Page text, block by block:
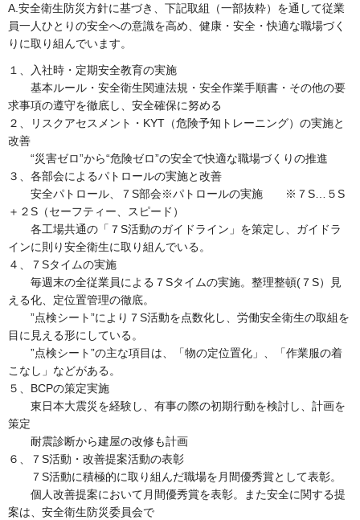
A.安全衛生防災方針に基づき、下記取組（一部抜粋）を通して従業
員一人ひとりの安全への意識を高め、健康・安全・快適な職場づく
りに取り組んでいます。
１、入社時・定期安全教育の実施
基本ルール・安全衛生関連法規・安全作業手順書・その他の要
求事項の遵守を徹底し、安全確保に努める
２、リスクアセスメント・KYT（危険予知トレーニング）の実施と
改善
“災害ゼロ”から“危険ゼロ”の安全で快適な職場づくりの推進
３、各部会によるパトロールの実施と改善
安全パトロール、７S部会※パトロールの実施 ※７S…５S
＋２S（セーフティー、スピード）
各工場共通の「７S活動のガイドライン」を策定し、ガイドラ
インに則り安全衛生に取り組んでいる。
４、７Sタイムの実施
毎週末の全従業員による７Sタイムの実施。整理整頓(７S）見
える化、定位置管理の徹底。
”点検シート”により７S活動を点数化し、労働安全衛生の取組を
目に見える形にしている。
”点検シート”の主な項目は、「物の定位置化」、「作業服の着
こなし」などがある。
５、BCPの策定実施
東日本大震災を経験し、有事の際の初期行動を検討し、計画を
策定
耐震診断から建屋の改修も計画
６、７S活動・改善提案活動の表彰
７S活動に積極的に取り組んだ職場を月間優秀賞として表彰。
個人改善提案において月間優秀賞を表彰。また安全に関する提
案は、安全衛生防災委員会で